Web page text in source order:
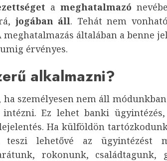
a meghatalmazó
jogában áll. Tehát nem
általában a benne
érvényes.
alkalmazni?
ha személyesen nem áll
Ez lehet banki ügyintézés,
Ha külföldön
lehetővé az ügyintézést
rokonunk, családtagunk,